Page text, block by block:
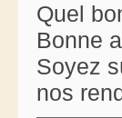
Quel
Bonne
Soyez
nos